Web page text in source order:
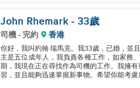
John Rhemark - 33歲
司機 - 完約 香港
你好，我叫約翰·瑞馬克。我33歲，已婚，並
主是五位成年人，我負責各種工作，如家務
期，我現在正在尋找作為司機的工作。我擁
習，並且能夠迅速掌握新事物。希望你能考慮